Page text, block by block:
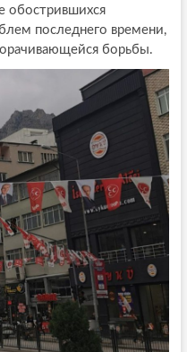
обострившихся
последнего времени,
борьбы.